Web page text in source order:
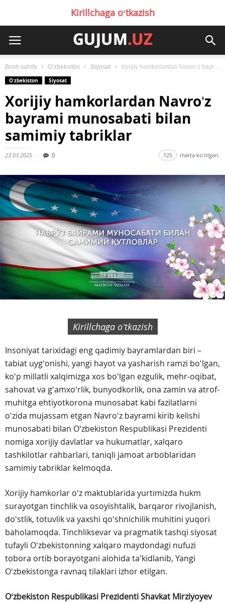
Kirillchaga oʻtkazish
Bosh sahifa Oʻzbekiston Siyosat
Xorijiy hamkorlardan Navroʻz bayrami munosabati bilan samimiy tabriklar
Oʻzbekiston
Siyosat
Xorijiy hamkorlardan Navroʻz
bayrami munosabati bilan
samimiy tabriklar
23.03.2025 0 125 marta koʻrilgan.
Kirillchaga oʻtkazish
Insoniyat tarixidagi eng qadimiy bayramlardan biri –
tabiat uygʻonishi, yangi hayot va yasharish ramzi boʻlgan,
koʻp millatli xalqimizga xos boʻlgan ezgulik, mehr-oqibat,
sahovat va gʻamxoʻrlik, bunyodkorlik, ona zamin va atrof-
muhitga ehtiyotkorona munosabat kabi fazilatlarni
oʻzida mujassam etgan Navroʻz bayrami kirib kelishi
munosabati bilan Oʻzbekiston Respublikasi Prezidenti
nomiga xorijiy davlatlar va hukumatlar, xalqaro
tashkilotlar rahbarlari, taniqli jamoat arboblaridan
samimiy tabriklar kelmoqda.
Xorijiy hamkorlar oʻz maktublarida yurtimizda hukm
surayotgan tinchlik va osoyishtalik, barqaror rivojlanish,
doʻstlik, totuvlik va yaxshi qoʻshnichilik muhitini yuqori
baholamoqda. Tinchliksevar va pragmatik tashqi siyosat
tufayli Oʻzbekistonning xalqaro maydondagi nufuzi
tobora ortib borayotgani alohida taʼkidlanib, Yangi
Oʻzbekistonga ravnaq tilaklari izhor etilgan.
Oʻzbekiston Respublikasi PrezidentiShavkat Mirziyoyev